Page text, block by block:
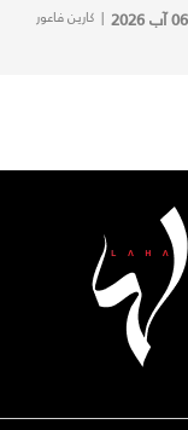
06 آب 2026 | كارين فاعور